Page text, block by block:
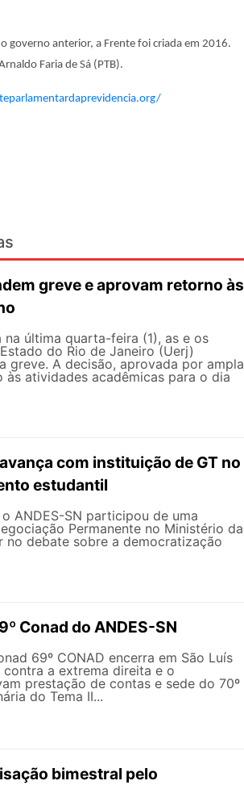
governo anterior, a Frente foi criada em 2016.
Faria de Sá (PTB).
greve e aprovam retorno às
na última quarta-feira (1), as e os
do Rio de Janeiro (Uerj)
greve. A decisão, aprovada por ampla
atividades acadêmicas para o dia
com instituição de GT no
estudantil
ANDES-SN participou de uma
Permanente no Ministério da
no debate sobre a democratização
Conad do ANDES-SN
69º CONAD encerra em São Luís
a extrema direita e o
prestação de contas e sede do 70º
do Tema II...
bimestral pelo